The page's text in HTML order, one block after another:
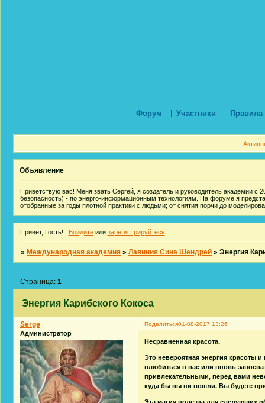
Форум Участники Правила
Объявление
Приветствую вас! Меня звать Сергей, я создатель и руководитель академии с
безопасность) - по энерго-информационным технологиям. На форуме я
отобранные за годы плотной практики с людьми; от снятия порчи до
Привет, Гость! Войдитеили зарегистрируйтесь.
»Международная академия »Лавиния Сина Шендрей »Энергия
Энергия Карибского Кокоса
Страница:1
Поделиться01-08-2017 13:26
Serge
Администратор
Несравненная красота.
Это невероятная энергия красоты
влюбиться в вас или вновь
привлекательными, перед вами
куда бы вы ни вошли. Вы будете
Эта магия полезна для следующих